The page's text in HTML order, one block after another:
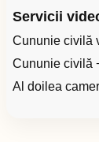
Servicii
Cununie civilă
Cununie civilă
Al doilea